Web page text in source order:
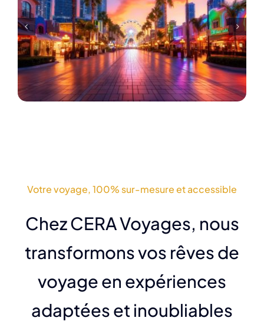
Votre voyage, 100% sur-mesure et accessible
Chez CERA Voyages, nous
transformons vos rêves de
voyage en expériences
adaptées et inoubliables